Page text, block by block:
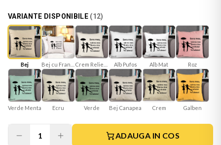
VARIANTE DISPONIBILE (12)
Bej Alb Pufos Alb Mat Roz
Verde Menta Ecru Verde Bej Canapea Crem Galben
1 ADAUGA IN COS